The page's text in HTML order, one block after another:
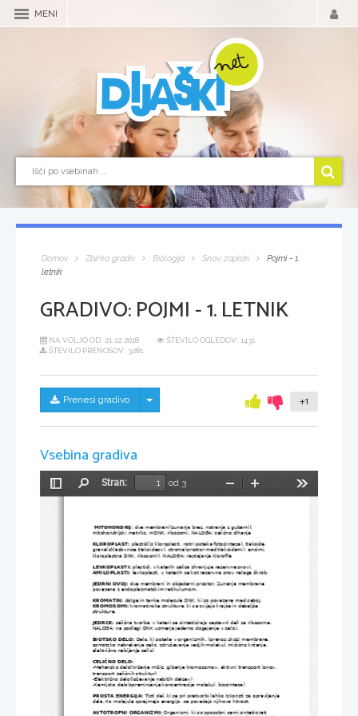
MENI
Domov Zbirka gradiv Biologija Snov, zapiski
Pojmi - 1.
letnik
GRADIVO:POJMI - 1. LETNIK
NA VOLJO OD: 21.12.2018
ŠTEVILO OGLEDOV: 1431
ŠTEVILO PRENOSOV: 3281
Prenesi gradivo Skrij/prikaži meni +1
Vsebina gradiva
Preklopi
Stran:
od 3
Pomanjšaj
MITOHONDRIJ: dve membrani(zunanja brez, notranja z gubami),
mitohondrijski matriks, mDNK, ribosomi. NALOGA: celično dihanje
KLOROPLAST: plastidi(s kloroplasti, notri poteka fotosinteza), tlakoide,
grana(skladovnice tlakoideov), stroma(prostor med tlakoidami), encimi,
kloroplastna DNK, ribosomi). NALOGA: nastajanje klorofila
LEVKOPLASTI: plastidi, v katerih celica shranjuje rezervne snovi.
AMILOPLASTI: levkoplasti, v katerih se kot rezervna snov nalaga škrob.
JEDRNI OVOJ: dve membrani in objederni prostor. Zunanja membrane
povezana z endoplazmatskim retikulumom.
KROMATIN: dolge in tanke molecule DNK, ki so povezane med seboj.
KROMOSOMI: kromatinske strukture, ki se zvijejo krajše in debeljše
strukture.
JEDRCE: celična tvorba, v kateri se sintetizirajo sestavni deli za ribosome.
NALOGA: na podlagi DNK usmerja jederno dogajanje v celici.
BIOTSKO DELO: Delo, ki poteka v organizmih. (prenos skozi membrane,
osmotsko nabrekanje celic, združevanje večjih molekul, mišično krčenje,
električno nabijanje celic)
CELIČNO DELO:
-Mehansko delo(krčenje mišic, gibanje kromosomov, aktivni transport ionov,
transport celičnih struktur)
-Električno delo(ločevanje nabitih delcev)
-Kemijsko delo(spreminjanje koncentracije molekul, biosinteza)
PROSTA ENERGIJA: Tisti del, ki se pri pretvorbi lahko izkoristi za opravljanje
dela. Ko molejule sprejmejo energijo, se povečajo njihova hitrost.
AVTOTROFNI ORGANIZMI: Organizmi, ki so sposobni sami sintetizirati